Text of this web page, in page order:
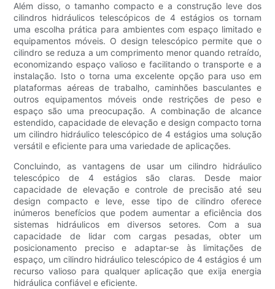
Além disso, o tamanho compacto e a construção leve dos
cilindros hidráulicos telescópicos de 4 estágios os tornam
uma escolha prática para ambientes com espaço limitado e
equipamentos móveis. O design telescópico permite que o
cilindro se reduza a um comprimento menor quando retraído,
economizando espaço valioso e facilitando o transporte e a
instalação. Isto o torna uma excelente opção para uso em
plataformas aéreas de trabalho, caminhões basculantes e
outros equipamentos móveis onde restrições de peso e
espaço são uma preocupação. A combinação de alcance
estendido, capacidade de elevação e design compacto torna
um cilindro hidráulico telescópico de 4 estágios uma solução
versátil e eficiente para uma variedade de aplicações.
Concluindo, as vantagens de usar um cilindro hidráulico
telescópico de 4 estágios são claras. Desde maior
capacidade de elevação e controle de precisão até seu
design compacto e leve, esse tipo de cilindro oferece
inúmeros benefícios que podem aumentar a eficiência dos
sistemas hidráulicos em diversos setores. Com a sua
capacidade de lidar com cargas pesadas, obter um
posicionamento preciso e adaptar-se às limitações de
espaço, um cilindro hidráulico telescópico de 4 estágios é um
recurso valioso para qualquer aplicação que exija energia
hidráulica confiável e eficiente.